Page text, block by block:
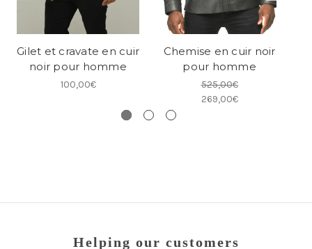
Gilet et cravate en cuir
noir pour homme
100,00€
Chemise en cuir noir
pour homme
525,00€
269,00€
Helping our customers